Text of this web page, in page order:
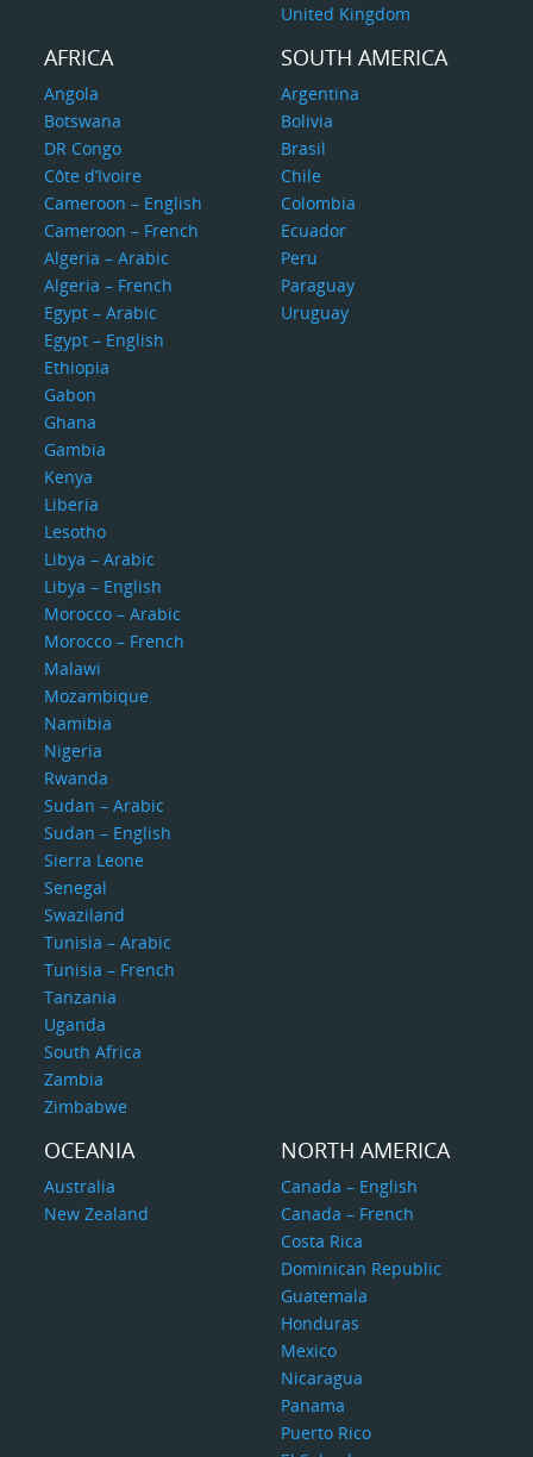
United Kingdom
AFRICA
Angola
Botswana
DR Congo
Côte d’Ivoire
Cameroon – English
Cameroon – French
Algeria – Arabic
Algeria – French
Egypt – Arabic
Egypt – English
Ethiopia
Gabon
Ghana
Gambia
Kenya
Liberia
Lesotho
Libya – Arabic
Libya – English
Morocco – Arabic
Morocco – French
Malawi
Mozambique
Namibia
Nigeria
Rwanda
Sudan – Arabic
Sudan – English
Sierra Leone
Senegal
Swaziland
Tunisia – Arabic
Tunisia – French
Tanzania
Uganda
South Africa
Zambia
Zimbabwe
SOUTH AMERICA
Argentina
Bolivia
Brasil
Chile
Colombia
Ecuador
Peru
Paraguay
Uruguay
OCEANIA
Australia
New Zealand
NORTH AMERICA
Canada – English
Canada – French
Costa Rica
Dominican Republic
Guatemala
Honduras
Mexico
Nicaragua
Panama
Puerto Rico